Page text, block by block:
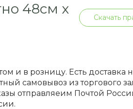
48см х
Скачать
и в розницу. Есть доставка
самовывоз из торгового
отправляеим Почтой